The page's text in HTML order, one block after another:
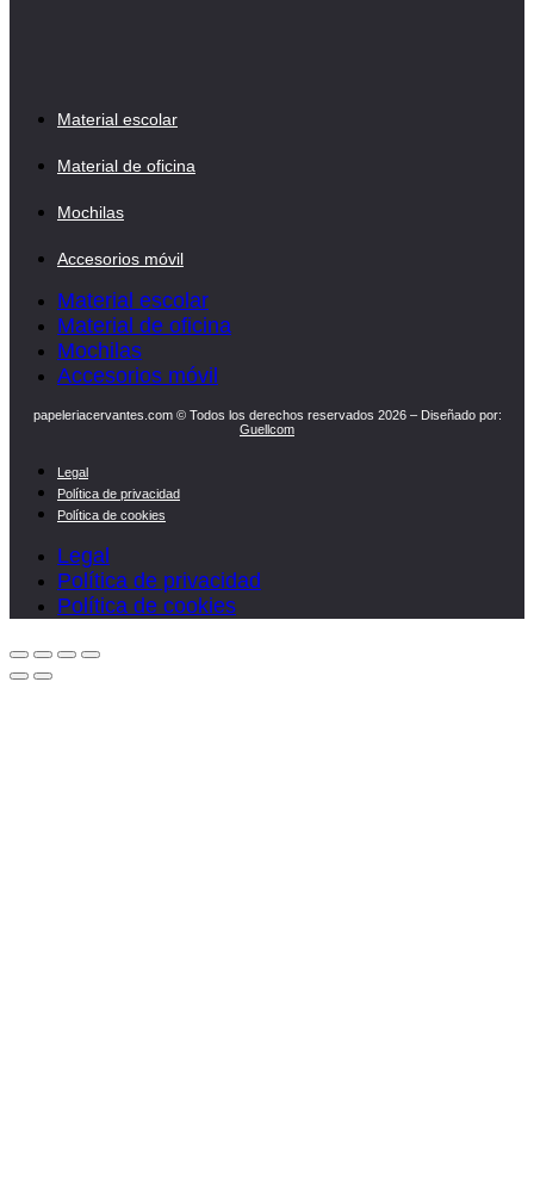
Material escolar
Material de oficina
Mochilas
Accesorios móvil
Material escolar
Material de oficina
Mochilas
Accesorios móvil
papeleriacervantes.com © Todos los derechos reservados 2026 – Diseñado por:
Guellcom
Legal
Política de privacidad
Política de cookies
Legal
Política de privacidad
Política de cookies